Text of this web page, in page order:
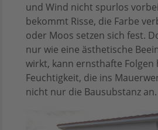
und Wind nicht spurlos
bekommt Risse, die Farbe
oder Moos setzen sich fest.
nur wie eine ästhetische
wirkt, kann ernsthafte Folgen
Feuchtigkeit, die ins
nicht nur die Bausubstanz an.